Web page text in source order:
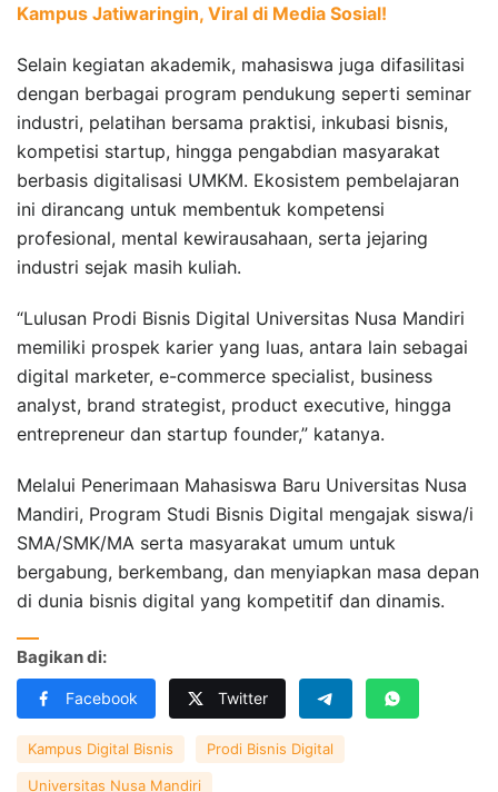
Kampus Jatiwaringin, Viral di Media Sosial!
Selain kegiatan akademik, mahasiswa juga difasilitasi
dengan berbagai program pendukung seperti seminar
industri, pelatihan bersama praktisi, inkubasi bisnis,
kompetisi startup, hingga pengabdian masyarakat
berbasis digitalisasi UMKM. Ekosistem pembelajaran
ini dirancang untuk membentuk kompetensi
profesional, mental kewirausahaan, serta jejaring
industri sejak masih kuliah.
“Lulusan Prodi Bisnis Digital Universitas Nusa Mandiri
memiliki prospek karier yang luas, antara lain sebagai
digital marketer, e-commerce specialist, business
analyst, brand strategist, product executive, hingga
entrepreneur dan startup founder,” katanya.
Melalui Penerimaan Mahasiswa Baru Universitas Nusa
Mandiri, Program Studi Bisnis Digital mengajak siswa/i
SMA/SMK/MA serta masyarakat umum untuk
bergabung, berkembang, dan menyiapkan masa depan
di dunia bisnis digital yang kompetitif dan dinamis.
Bagikan di:
Facebook Twitter
Kampus Digital Bisnis Prodi Bisnis Digital
Universitas Nusa Mandiri